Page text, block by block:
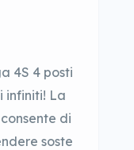
4S 4 posti
infiniti! La
di
soste